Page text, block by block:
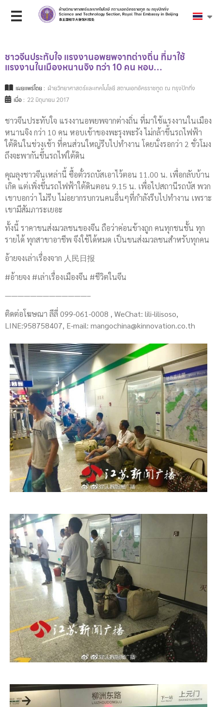
ชาวจีนประทับใจ แรงงานอพยพจากต่างถิ่น ที่มาใช้
แรงงานในเมืองหนานจิง กว่า 10 คน หอบ…
เผยแพร่โดย : ฝ่ายวิทยาศาสตร์และเทคโนโลยี สถานเอกอัครราชทูต ณ กรุงปักกิ่ง
เมื่อ : 22 มิถุนายน 2017
ชาวจีนประทับใจ แรงงานอพยพจากต่างถิ่น ที่มาใช้แรงงานในเมือง
หนานจิง กว่า 10 คน หอบเข้าของพะรุงพะรัง ไม่กล้าขึ้นรถไฟฟ้า
ใต้ดินในช่วงเช้า ที่คนส่วนใหญ่รีบไปทำงาน โดยนั่งรอกว่า 2 ชั่วโมง
ถึงจะพากันขึ้นรถไฟใต้ดิน
คุณลุงชาวจีนเหล่านี้ ซื้อตั๋วรถบัสเอาไว้ตอน 11.00 น. เพื่อกลับบ้าน
เกิด แต่เพิ่งขึ้นรถไฟฟ้าใต้ดินตอน 9.15 น. เพื่อไปสถานีรถบัส พวก
เขาบอกว่า ไม่รีบ ไม่อยากรบกวนคนอื่นๆที่กำลังรีบไปทำงาน เพราะ
เขามีสัมภาระเยอะ
ทั้งนี้ ราคาขนส่งมวลชนของจีน ถือว่าค่อนข้างถูก คนทุกชนชั้น ทุก
รายได้ ทุกสาขาอาชีพ จึงใช้ได้หมด เป็นขนส่งมวลชนสำหรับทุกคน
อ้ายจงเล่าเรื่องจาก 人民日报
#อ้ายจง #เล่าเรื่องเมืองจีน #ชีวิตในจีน
—————————————–
ติดต่อโฆษณา ลีลี่ 099-061-0008 , WeChat: lili-lilisoso,
LINE:958758407, E-mail: mangochina@kinnovation.co.th